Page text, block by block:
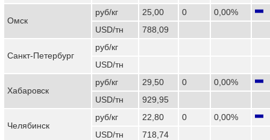
Омск
руб/кг 25,00 0
0,00%
USD/тн
788,09
Санкт-Петербург
руб/кг
USD/тн
Хабаровск
руб/кг 29,50 0
0,00%
USD/тн
929,95
Челябинск
руб/кг 22,80 0
0,00%
USD/тн
718,74